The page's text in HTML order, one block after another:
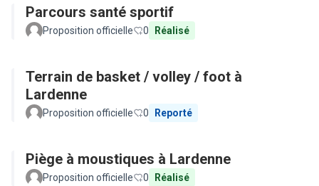
Parcours santé sportif
Proposition officielle 0 Réalisé
Terrain de basket / volley / foot à
Lardenne
Proposition officielle 0 Reporté
Piège à moustiques à Lardenne
Proposition officielle 0 Réalisé